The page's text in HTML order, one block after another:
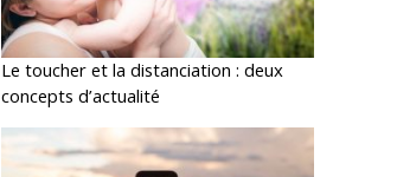
Le toucher et la distanciation : deux
concepts d’actualité